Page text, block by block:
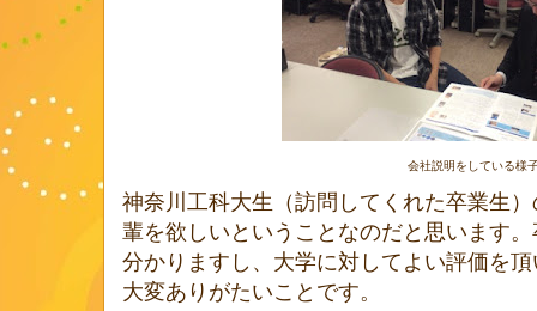
会社説明をしている様
神奈川工科大生（訪問してくれた卒業生
輩を欲しいということなのだと思います
分かりますし、大学に対してよい評価を
大変ありがたいことです。